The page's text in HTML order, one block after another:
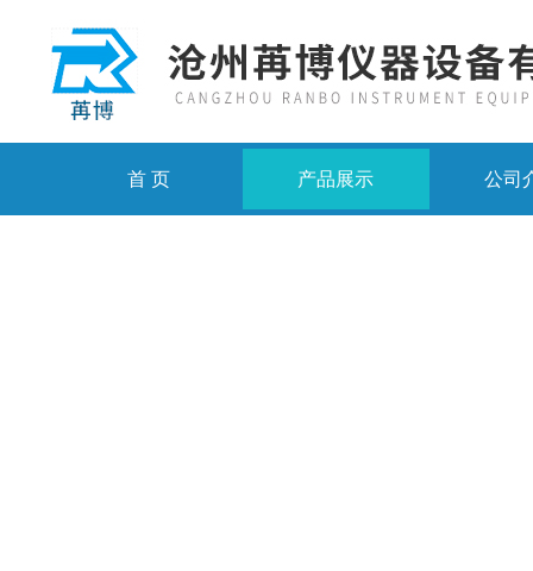
首 页 产品展示 公司